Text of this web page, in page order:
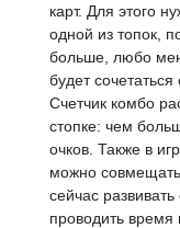
карт. Для этого
одной из топок,
больше, любо
будет
Счетчик комбо
стопке: чем
очков. Также в
можно
сейчас
проводить время